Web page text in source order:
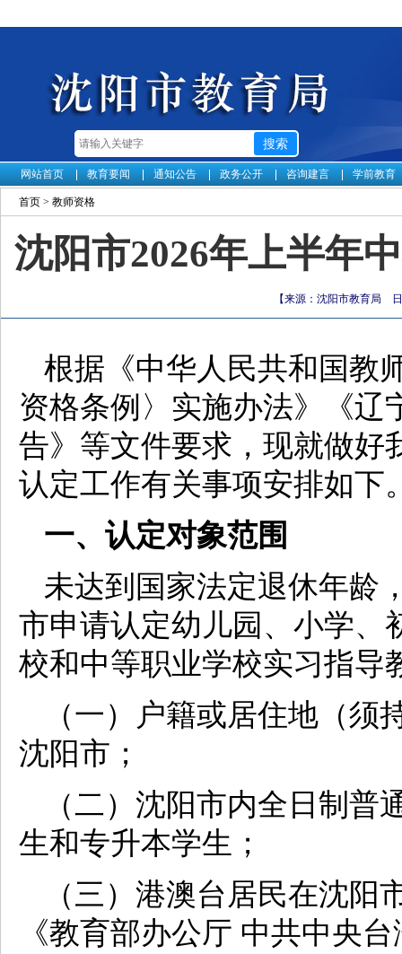
网站首页 教育要闻 通知公告 政务公开 咨询建言 学前教育
首页 > 教师资格
沈阳市2026年上半年
【来源：沈阳市教育局
根据《中华人民共和国教
资格条例〉实施办法》《辽
告》等文件要求，现就做好
认定工作有关事项安排如下
一、认定对象范围
未达到国家法定退休年龄
市申请认定幼儿园、小学、
校和中等职业学校实习指导
（一）户籍或居住地（
沈阳市；
（二）沈阳市内全日制
生和专升本学生；
（三）港澳台居民在沈
《教育部办公厅 中共中央